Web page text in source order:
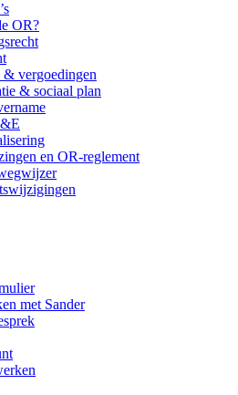
OR?
vergoedingen
& sociaal plan
en OR-reglement
met Sander